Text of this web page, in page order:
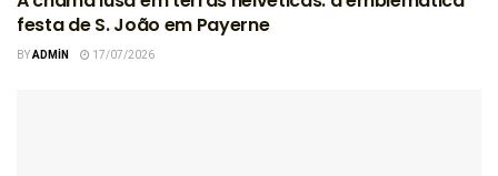
festa de S. João em Payerne
BYADMIN 17/07/2026